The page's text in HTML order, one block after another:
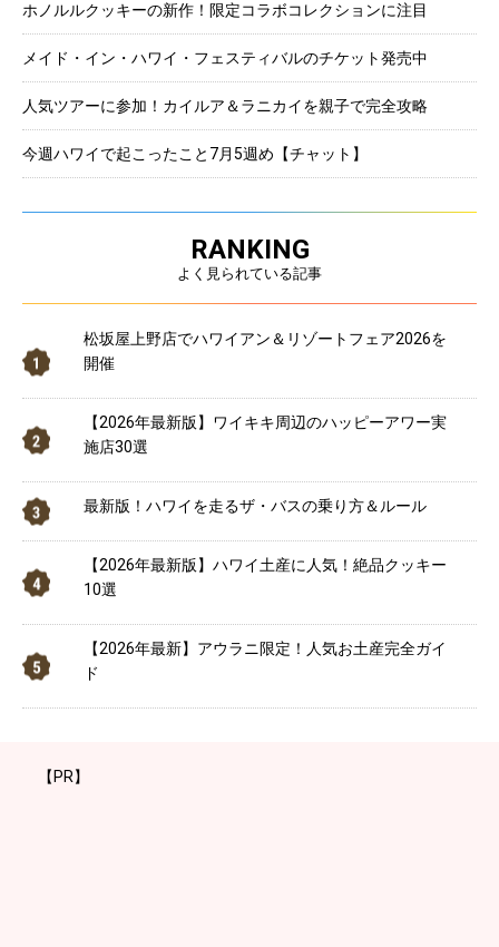
ホノルルクッキーの新作！限定コラボコレクションに注目
メイド・イン・ハワイ・フェスティバルのチケット発売中
人気ツアーに参加！カイルア＆ラニカイを親子で完全攻略
今週ハワイで起こったこと7月5週め【チャット】
RANKING
よく見られている記事
松坂屋上野店でハワイアン＆リゾートフェア2026を
開催
【2026年最新版】ワイキキ周辺のハッピーアワー実
施店30選
最新版！ハワイを走るザ・バスの乗り方＆ルール
【2026年最新版】ハワイ土産に人気！絶品クッキー
10選
【2026年最新】アウラニ限定！人気お土産完全ガイ
ド
【PR】